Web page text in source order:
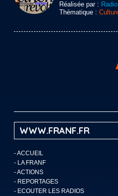
Réalisée par :
Thématique :
WWW.FRANF.FR
-ACCUEIL
- LA FRANF
-ACTIONS
- REPORTAGES
- ECOUTER LES RADIOS